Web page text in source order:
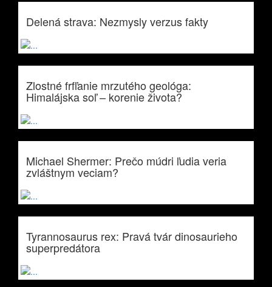
Delená strava: Nezmysly verzus fakty
Zlostné frfľanie mrzutého geológa:
Himalájska soľ – korenie života?
Michael Shermer: Prečo múdri ľudia veria
zvláštnym veciam?
Tyrannosaurus rex: Pravá tvár dinosaurieho
superpredátora